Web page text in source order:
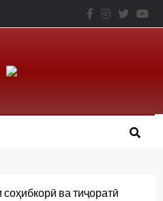
– ТНУ
ва тиҷоратӣ